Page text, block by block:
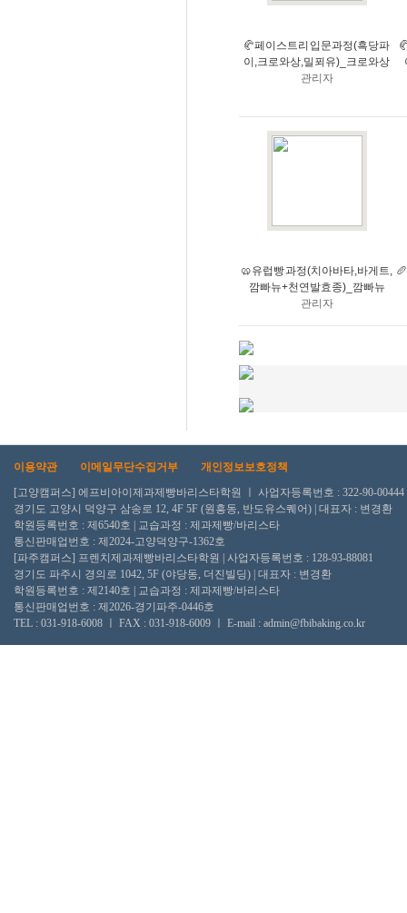
🥐페이스트리 입문과정(흑당파
이,크로와상,밀푀유)_크로와상
관리자
🥨유럽빵 과정(치아바타,바게트,
깜빠뉴+천연발효종)_깜빠뉴
관리자
이용약관 이메일무단수집거부
개인정보보호정책
[고양캠퍼스] 에프비아이제과제빵바리스타학원 ㅣ 사업자등록번호 : 322-90-00444
경기도 고양시 덕양구 삼송로 12, 4F 5F (원흥동, 반도유스퀘어) | 대표자 : 변경환
학원등록번호 : 제6540호 | 교습과정 : 제과제빵/바리스타
통신판매업번호 : 제2024-고양덕양구-1362호
[파주캠퍼스] 프렌치제과제빵바리스타학원 | 사업자등록번호 : 128-93-88081
경기도 파주시 경의로 1042, 5F (야당동, 더진빌딩) | 대표자 : 변경환
학원등록번호 : 제2140호 | 교습과정 : 제과제빵/바리스타
통신판매업번호 : 제2026-경기파주-0446호
TEL : 031-918-6008 ㅣ FAX : 031-918-6009 ㅣ E-mail : admin@fbibaking.co.kr